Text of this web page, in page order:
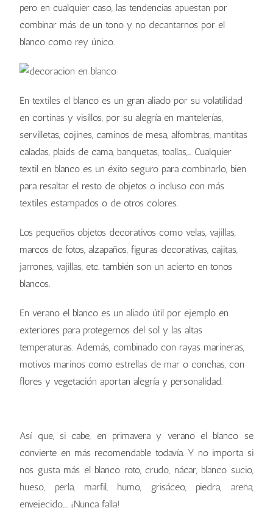
pero en cualquier caso, las tendencias apuestan por
combinar más de un tono y no decantarnos por el
blanco como rey único.
En textiles el blanco es un gran aliado por su volatilidad
en cortinas y visillos, por su alegría en mantelerías,
servilletas, cojines, caminos de mesa, alfombras, mantitas
caladas, plaids de cama, banquetas, toallas,… Cualquier
textil en blanco es un éxito seguro para combinarlo, bien
para resaltar el resto de objetos o incluso con más
textiles estampados o de otros colores.
Los pequeños objetos decorativos como velas, vajillas,
marcos de fotos, alzapaños, figuras decorativas, cajitas,
jarrones, vajillas, etc. también son un acierto en tonos
blancos.
En verano el blanco es un aliado útil por ejemplo en
exteriores para protegernos del sol y las altas
temperaturas. Además, combinado con rayas marineras,
motivos marinos como estrellas de mar o conchas, con
flores y vegetación aportan alegría y personalidad.
Así que, si cabe, en primavera y verano el blanco se
convierte en más recomendable todavía. Y no importa si
nos gusta más el blanco roto, crudo, nácar, blanco sucio,
hueso, perla, marfil, humo, grisáceo, piedra, arena,
envejecido,… ¡Nunca falla!